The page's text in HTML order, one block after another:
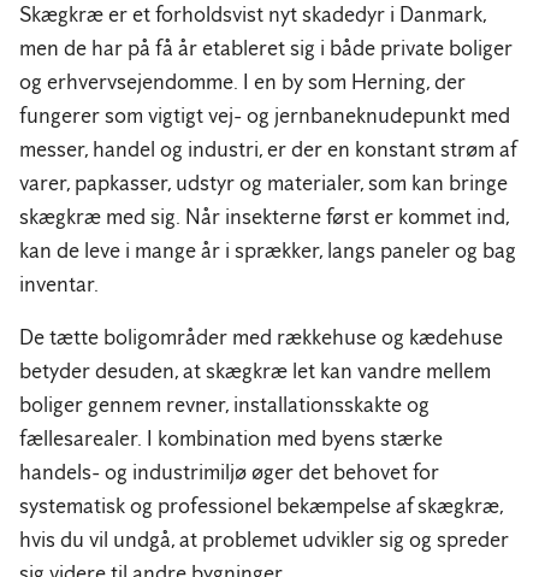
Skægkræ er et forholdsvist nyt skadedyr i Danmark,
men de har på få år etableret sig i både private boliger
og erhvervsejendomme. I en by som Herning, der
fungerer som vigtigt vej- og jernbaneknudepunkt med
messer, handel og industri, er der en konstant strøm af
varer, papkasser, udstyr og materialer, som kan bringe
skægkræ med sig. Når insekterne først er kommet ind,
kan de leve i mange år i sprækker, langs paneler og bag
inventar.
De tætte boligområder med rækkehuse og kædehuse
betyder desuden, at skægkræ let kan vandre mellem
boliger gennem revner, installationsskakte og
fællesarealer. I kombination med byens stærke
handels- og industrimiljø øger det behovet for
systematisk og professionel bekæmpelse af skægkræ,
hvis du vil undgå, at problemet udvikler sig og spreder